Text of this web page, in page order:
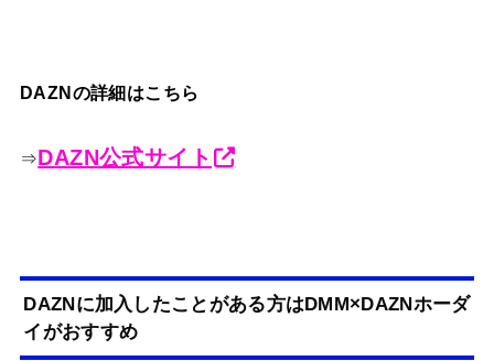
DAZNの詳細はこちら
⇒DAZN公式サイト
DAZNに加入したことがある方はDMM×DAZNホーダ
イがおすすめ